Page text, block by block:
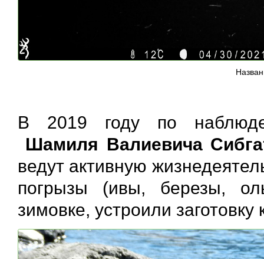
В 2019 году по
Шамиля Валиевича
ведут активную
погрызы (ивы, березы,
зимовке, устроили заготовку